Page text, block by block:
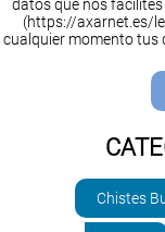
datos que nos
(https://axarnet.es/
cualquier momento tus
Chistes